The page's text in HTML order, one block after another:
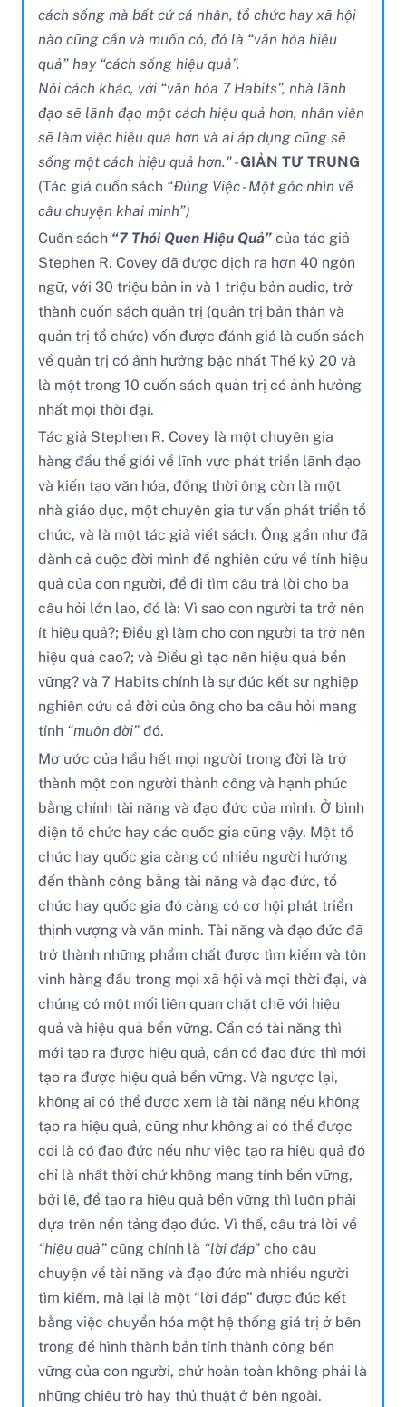
cách sống mà bất cứ cá nhân, tổ chức hay xã hội
nào cũng cần và muốn có, đó là “văn hóa hiệu
quả” hay “cách sống hiệu quả”.
Nói cách khác, với “văn hóa 7 Habits”, nhà lãnh
đạo sẽ lãnh đạo một cách hiệu quả hơn, nhân viên
sẽ làm việc hiệu quả hơn và ai áp dụng cũng sẽ
sống một cách hiệu quả hơn." -GIẢN TƯ TRUNG
(Tác giả cuốn sách “Đúng Việc - Một góc nhìn về
câu chuyện khai minh”)
Cuốn sách “7 Thói Quen Hiệu Quả” của tác giả
Stephen R. Covey đã được dịch ra hơn 40 ngôn
ngữ, với 30 triệu bản in và 1 triệu bản audio, trở
thành cuốn sách quản trị (quản trị bản thân và
quản trị tổ chức) vốn được đánh giá là cuốn sách
về quản trị có ảnh hưởng bậc nhất Thế kỷ 20 và
là một trong 10 cuốn sách quản trị có ảnh hưởng
nhất mọi thời đại.
Tác giả Stephen R. Covey là một chuyên gia
hàng đầu thế giới về lĩnh vực phát triển lãnh đạo
và kiến tạo văn hóa, đồng thời ông còn là một
nhà giáo dục, một chuyên gia tư vấn phát triển tổ
chức, và là một tác giả viết sách. Ông gần như đã
dành cả cuộc đời mình để nghiên cứu về tính hiệu
quả của con người, để đi tìm câu trả lời cho ba
câu hỏi lớn lao, đó là: Vì sao con người ta trở nên
ít hiệu quả?; Điều gì làm cho con người ta trở nên
hiệu quả cao?; và Điều gì tạo nên hiệu quả bền
vững? và 7 Habits chính là sự đúc kết sự nghiệp
nghiên cứu cả đời của ông cho ba câu hỏi mang
tính“muôn đời” đó.
Mơ ước của hầu hết mọi người trong đời là trở
thành một con người thành công và hạnh phúc
bằng chính tài năng và đạo đức của mình. Ở bình
diện tổ chức hay các quốc gia cũng vậy. Một tổ
chức hay quốc gia càng có nhiều người hướng
đến thành công bằng tài năng và đạo đức, tổ
chức hay quốc gia đó càng có cơ hội phát triển
thịnh vượng và văn minh. Tài năng và đạo đức đã
trở thành những phẩm chất được tìm kiếm và tôn
vinh hàng đầu trong mọi xã hội và mọi thời đại, và
chúng có một mối liên quan chặt chẽ với hiệu
quả và hiệu quả bền vững. Cần có tài năng thì
mới tạo ra được hiệu quả, cần có đạo đức thì mới
tạo ra được hiệu quả bền vững. Và ngược lại,
không ai có thể được xem là tài năng nếu không
tạo ra hiệu quả, cũng như không ai có thể được
coi là có đạo đức nếu như việc tạo ra hiệu quả đó
chỉ là nhất thời chứ không mang tính bền vững,
bởi lẽ, để tạo ra hiệu quả bền vững thì luôn phải
dựa trên nền tảng đạo đức. Vì thế, câu trả lời về
“hiệu quả”cũng chính là “lời đáp”cho câu
chuyện về tài năng và đạo đức mà nhiều người
tìm kiếm, mà lại là một “lời đáp” được đúc kết
bằng việc chuyển hóa một hệ thống giá trị ở bên
trong để hình thành bản tính thành công bền
vững của con người, chứ hoàn toàn không phải là
những chiêu trò hay thủ thuật ở bên ngoài.